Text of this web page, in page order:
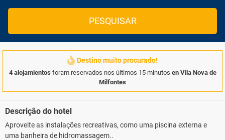
PESQUISAR
Destino muito procurado!
4 alojamientos foram reservados nos últimos 15 minutos en Vila Nova de
Milfontes
Descrição do hotel
Aproveite as instalações recreativas, como uma piscina externa e
uma banheira de hidromassagem..